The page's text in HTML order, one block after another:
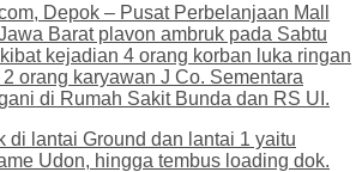
Depok – Pusat Perbelanjaan Mall
Barat plavon ambruk pada Sabtu
kejadian 4 orang korban luka ringan
orang karyawan J Co. Sementara
di Rumah Sakit Bunda dan RS UI.
di lantai Ground dan lantai 1 yaitu
Udon, hingga tembus loading dok.